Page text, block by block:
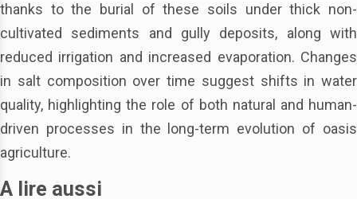
thanks to the burial of these soils under thick non-
cultivated sediments and gully deposits, along with
reduced irrigation and increased evaporation. Changes
in salt composition over time suggest shifts in water
quality, highlighting the role of both natural and human-
driven processes in the long-term evolution of oasis
agriculture.
A lire aussi